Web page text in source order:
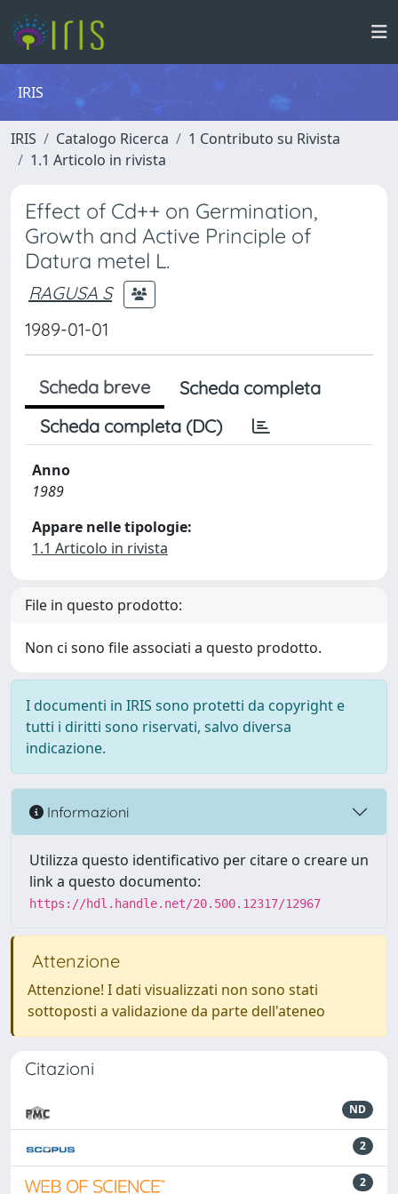
IRIS
IRIS Catalogo Ricerca
1 Contributo su Rivista
1.1 Articolo in rivista
Effect of Cd++ on Germination,
Growth and Active Principle of
Datura metel L.
RAGUSA S
1989-01-01
Scheda breve
Scheda completa
Scheda completa (DC)
Anno
1989
Appare nelle tipologie:
1.1 Articolo in rivista
File in questo prodotto:
Non ci sono file associati a questo prodotto.
I documenti in IRIS sono protetti da copyright e
tutti i diritti sono riservati, salvo diversa
indicazione.
Informazioni
Utilizza questo identificativo per citare o creare un
link a questo documento:
https://hdl.handle.net/20.500.12317/12967
Attenzione
Attenzione! I dati visualizzati non sono stati
sottoposti a validazione da parte dell'ateneo
Citazioni
ND
2
2